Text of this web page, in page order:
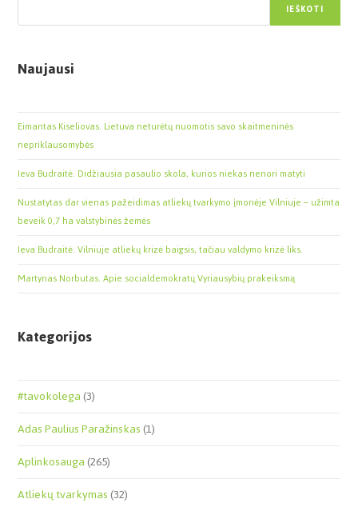
IEŠKOTI
Naujausi
Eimantas Kiseliovas. Lietuva neturėtų nuomotis savo skaitmeninės
nepriklausomybės
Ieva Budraitė. Didžiausia pasaulio skola, kurios niekas nenori matyti
Nustatytas dar vienas pažeidimas atliekų tvarkymo įmonėje Vilniuje – užimta
beveik 0,7 ha valstybinės žemės
Ieva Budraitė. Vilniuje atliekų krizė baigsis, tačiau valdymo krizė liks.
Martynas Norbutas. Apie socialdemokratų Vyriausybių prakeiksmą
Kategorijos
#tavokolega(3)
Adas Paulius Paražinskas(1)
Aplinkosauga(265)
Atliekų tvarkymas(32)